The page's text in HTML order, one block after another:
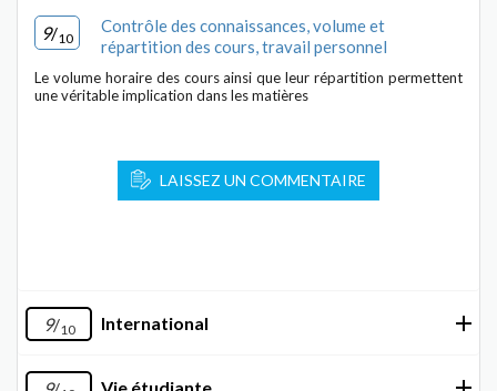
9/10
Contrôle des connaissances, volume et
répartition des cours, travail personnel
Le volume horaire des cours ainsi que leur répartition permettent
une véritable implication dans les matières
LAISSEZ UN COMMENTAIRE
9/10 International